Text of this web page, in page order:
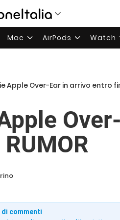
Mac AirPods Watch
Apple Over-Ear in arrivo entro
di commenti